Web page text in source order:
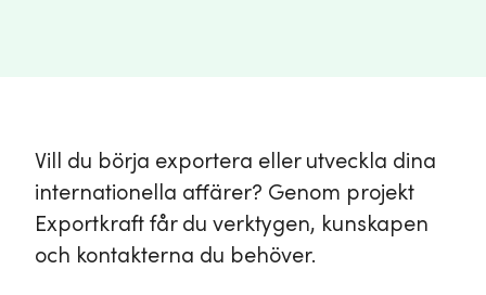
Vill du börja exportera eller utveckla dina
internationella affärer? Genom projekt
Exportkraft får du verktygen, kunskapen
och kontakterna du behöver.